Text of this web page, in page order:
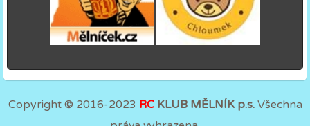
Copyright © 2016-2023 RC KLUB MĚLNÍK p.s.Všechna